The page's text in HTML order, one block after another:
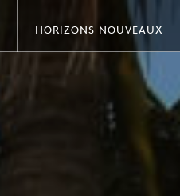
HORIZONS NOUVEAUX